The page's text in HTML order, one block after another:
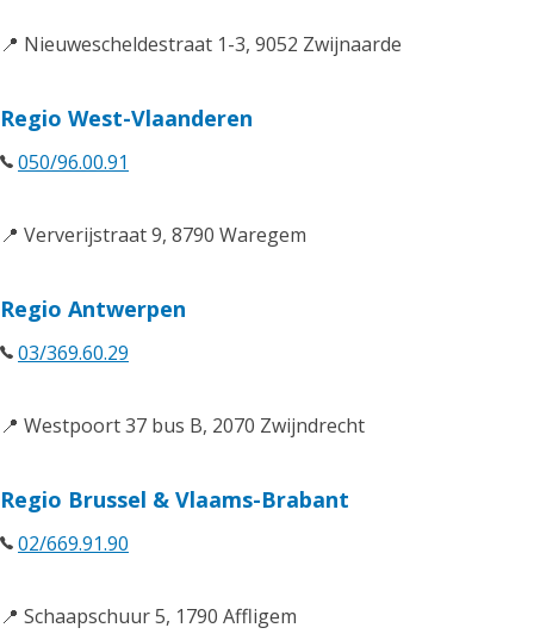
📍 Nieuwescheldestraat 1-3, 9052 Zwijnaarde
Regio West-Vlaanderen
050/96.00.91
📍 Ververijstraat 9, 8790 Waregem
Regio Antwerpen
03/369.60.29
📍 Westpoort 37 bus B, 2070 Zwijndrecht
Regio Brussel & Vlaams-Brabant
02/669.91.90
📍 Schaapschuur 5, 1790 Affligem